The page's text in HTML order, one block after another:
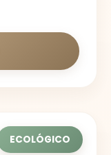
ECOLÓGICO